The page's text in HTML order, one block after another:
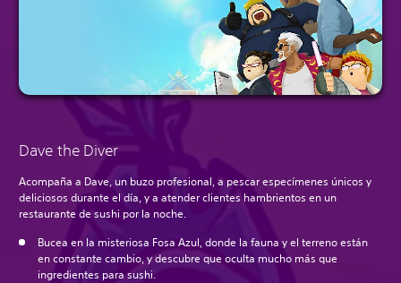
Dave the Diver
Acompaña a Dave, un buzo profesional, a pescar especímenes únicos y
deliciosos durante el día, y a atender clientes hambrientos en un
restaurante de sushi por la noche.
Bucea en la misteriosa Fosa Azul, donde la fauna y el terreno están
en constante cambio, y descubre que oculta mucho más que
ingredientes para sushi.